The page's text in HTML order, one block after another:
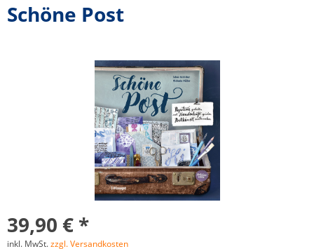
Schöne Post
39,90 € *
inkl. MwSt.zzgl. Versandkosten